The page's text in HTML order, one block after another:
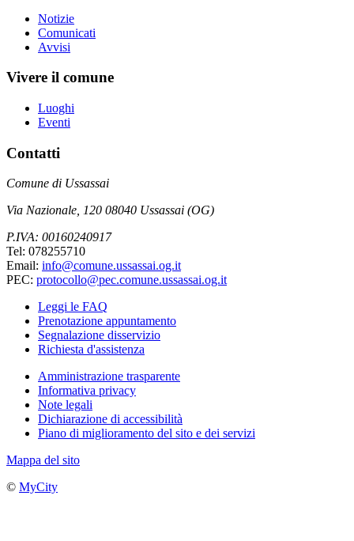
Notizie
Comunicati
Avvisi
Vivere il comune
Luoghi
Eventi
Contatti
Comune di Ussassai
Via Nazionale, 120 08040 Ussassai (OG)
P.IVA: 00160240917
Tel: 078255710
Email: info@comune.ussassai.og.it
PEC: protocollo@pec.comune.ussassai.og.it
Leggi le FAQ
Prenotazione appuntamento
Segnalazione disservizio
Richiesta d'assistenza
Amministrazione trasparente
Informativa privacy
Note legali
Dichiarazione di accessibilità
Piano di miglioramento del sito e dei servizi
Mappa del sito
© MyCity